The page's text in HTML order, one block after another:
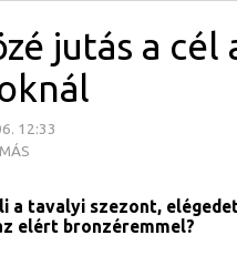
jutás a cél
12:33
a tavalyi szezont,
elért bronzéremmel?